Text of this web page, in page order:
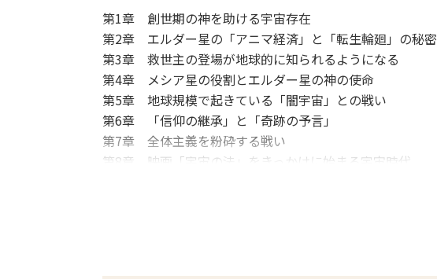
第1章 創世期の神を助ける宇宙存在
第2章 エルダー星の「アニマ経済」と「転生輪廻」の秘密
第3章 救世主の登場が地球的に知られるようになる
第4章 メシア星の役割とエルダー星の神の使命
第5章 地球規模で起きている「闇宇宙」との戦い
第6章 「信仰の継承」と「奇跡の予言」
第7章 全体主義を粉砕する戦い
第8章 映画「宇宙の法」をきっかけに始まる宇宙時代